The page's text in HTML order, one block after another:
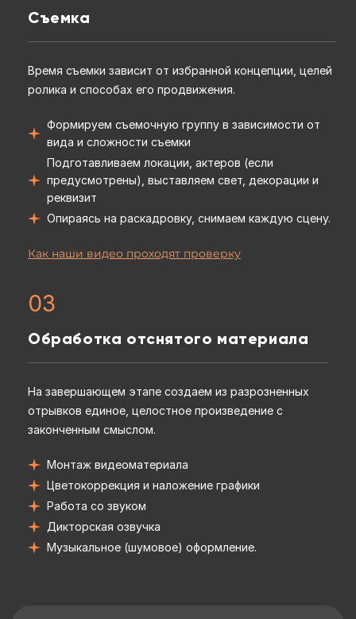
Съемка
Время съемки зависит от избранной концепции, целей
ролика и способах его продвижения.
Формируем съемочную группу в зависимости от
вида и сложности съемки
Подготавливаем локации, актеров (если
предусмотрены), выставляем свет, декорации и
реквизит
Опираясь на раскадровку, снимаем каждую сцену.
Как наши видео проходят проверку
03
Обработка отснятого материала
На завершающем этапе создаем из разрозненных
отрывков единое, целостное произведение с
законченным смыслом.
Монтаж видеоматериала
Цветокоррекция и наложение графики
Работа со звуком
Дикторская озвучка
Музыкальное (шумовое) оформление.